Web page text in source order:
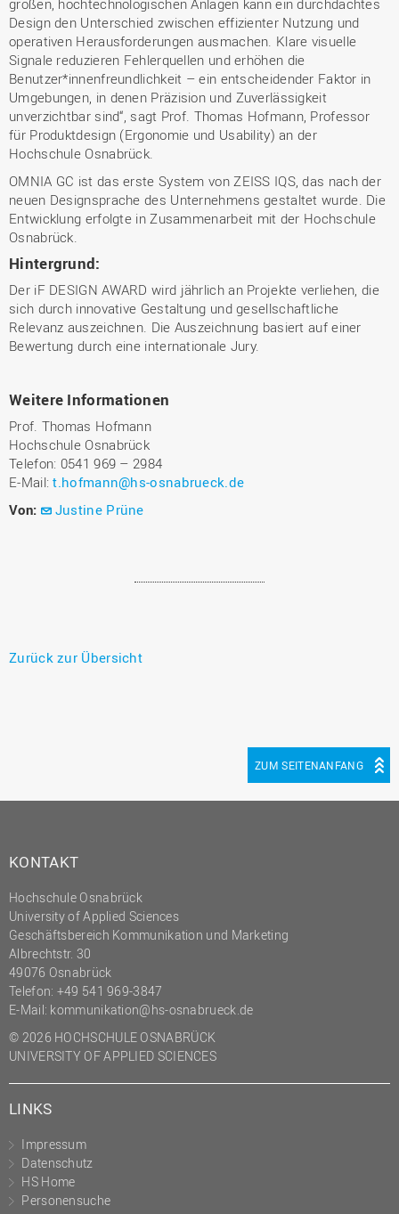
großen, hochtechnologischen Anlagen kann ein durchdachtes
Design den Unterschied zwischen effizienter Nutzung und
operativen Herausforderungen ausmachen. Klare visuelle
Signale reduzieren Fehlerquellen und erhöhen die
Benutzer*innenfreundlichkeit – ein entscheidender Faktor in
Umgebungen, in denen Präzision und Zuverlässigkeit
unverzichtbar sind“, sagt Prof. Thomas Hofmann, Professor
für Produktdesign (Ergonomie und Usability) an der
Hochschule Osnabrück.
OMNIA GC ist das erste System von ZEISS IQS, das nach der
neuen Designsprache des Unternehmens gestaltet wurde. Die
Entwicklung erfolgte in Zusammenarbeit mit der Hochschule
Osnabrück.
Hintergrund:
Der iF DESIGN AWARD wird jährlich an Projekte verliehen, die
sich durch innovative Gestaltung und gesellschaftliche
Relevanz auszeichnen. Die Auszeichnung basiert auf einer
Bewertung durch eine internationale Jury.
Weitere Informationen
Prof. Thomas Hofmann
Hochschule Osnabrück
Telefon: 0541 969 – 2984
E-Mail:t.hofmann@hs-osnabrueck.de
Von:
Justine Prüne
Zurück zur Übersicht
ZUM SEITENANFANG
KONTAKT
Hochschule Osnabrück
University of Applied Sciences
Geschäftsbereich Kommunikation und Marketing
Albrechtstr. 30
49076 Osnabrück
Telefon: +49 541 969-3847
E-Mail: kommunikation@hs-osnabrueck.de
© 2026 HOCHSCHULE OSNABRÜCK
UNIVERSITY OF APPLIED SCIENCES
LINKS
Impressum
Datenschutz
HS Home
Personensuche